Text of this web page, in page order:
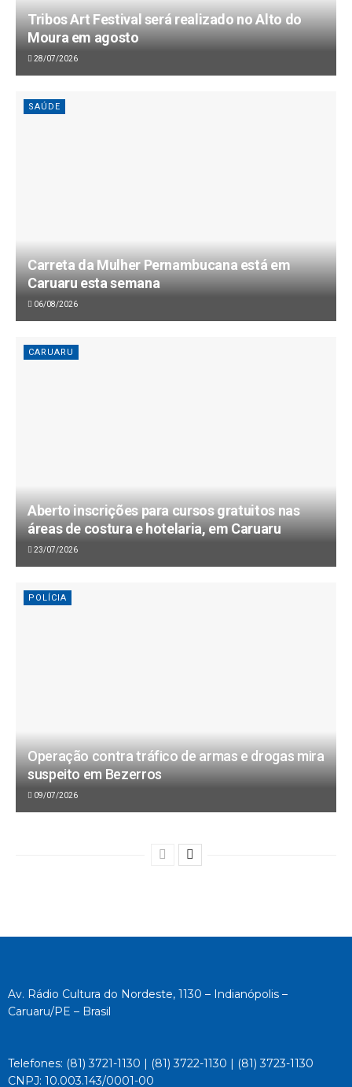
Tribos Art Festival será realizado no Alto do
Moura em agosto
28/07/2026
SAÚDE
Carreta da Mulher Pernambucana está em
Caruaru esta semana
06/08/2026
CARUARU
Aberto inscrições para cursos gratuitos nas
áreas de costura e hotelaria, em Caruaru
23/07/2026
POLÍCIA
Operação contra tráfico de armas e drogas mira
suspeito em Bezerros
09/07/2026
Av. Rádio Cultura do Nordeste, 1130 – Indianópolis –
Caruaru/PE – Brasil
Telefones: (81) 3721-1130 | (81) 3722-1130 | (81) 3723-1130
CNPJ: 10.003.143/0001-00